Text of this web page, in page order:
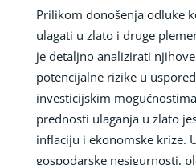
Prilikom donošenja odluke
ulagati u zlato i druge
je detaljno analizirati
potencijalne rizike u
investicijskim
prednosti ulaganja u zlato
inflaciju i ekonomske krize.
gospodarske nesigurnosti,